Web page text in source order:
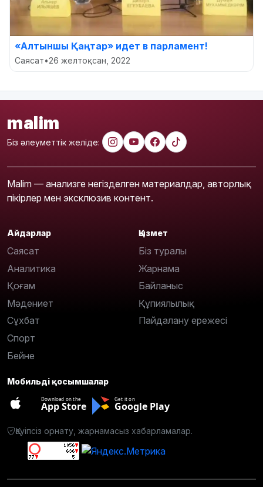
«Алтыншы Қаңтар» идет в парламент!
Саясат•26 желтоқсан, 2022
malim
Біз әлеуметтік желіде:
Malim — анализге негізделген материалдар, авторлық
пікірлер мен эксклюзив контент.
Айдарлар
Саясат
Аналитика
Қоғам
Мәдениет
Сұхбат
Спорт
Бейне
Қызмет
Біз туралы
Жарнама
Байланыс
Құпиялылық
Пайдалану ережесі
Мобильді қосымшалар
Download on the
App Store
Get it on
Google Play
Қауіпсіз орнату, жарнамасыз хабарламалар.